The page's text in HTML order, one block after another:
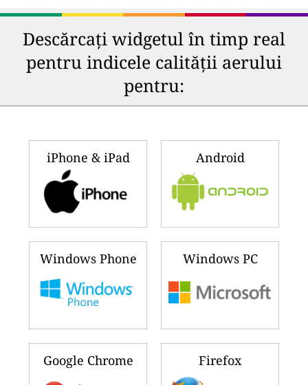
Descărcați widgetul în timp real
pentru indicele calității aerului
pentru:
iPhone & iPad Android
Windows Phone Windows PC
Google Chrome Firefox